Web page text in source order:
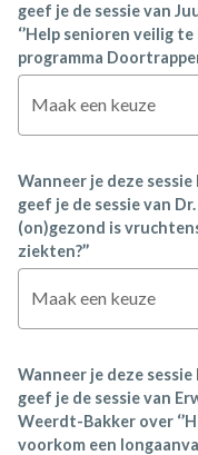
geef je de sessie van
‘’Help senioren veilig
programma
Maak een keuze
Wanneer je deze
geef je de sessie van
(on)gezond is
ziekten?’’
Maak een keuze
Wanneer je deze
geef je de sessie van
Weerdt-Bakker over
voorkom een